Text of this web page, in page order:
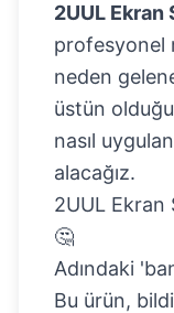
2UUL Ekran
profesyonel
neden
üstün
nasıl
alacağız.
2UUL Ekran
🤔
Adındaki
Bu ürün,